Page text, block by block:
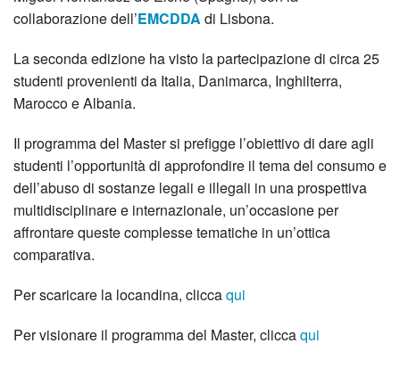
collaborazione dell’EMCDDA di Lisbona.
La seconda edizione ha visto la partecipazione di circa 25
studenti provenienti da Italia, Danimarca, Inghilterra,
Marocco e Albania.
Il programma del Master si prefigge l’obiettivo di dare agli
studenti l’opportunità di approfondire il tema del consumo e
dell’abuso di sostanze legali e illegali in una prospettiva
multidisciplinare e internazionale, un’occasione per
affrontare queste complesse tematiche in un’ottica
comparativa.
Per scaricare la locandina, cliccaqui
Per visionare il programma del Master, cliccaqui